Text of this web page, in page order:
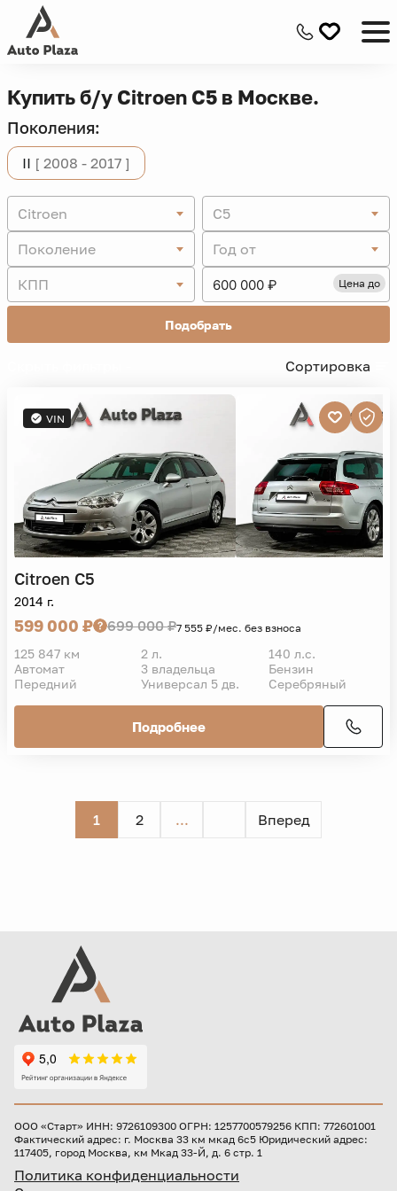
Купить б/у Citroen C5 в Москве.
Поколения:
II [ 2008 - 2017 ]
Citroen
C5
Поколение
Год от
КПП
Цена до
Подобрать
Сортировка
VIN
Citroen C5
2014 г.
599 000 ₽ 699 000 ₽7 555 ₽/мес. без взноса
125 847 км 2 л.
140 л.с.
Автомат
3 владельца
Бензин
Передний
Универсал 5 дв. Серебряный
Подробнее
1 2 ... Вперед
ООО «Старт» ИНН: 9726109300 ОГРН: 1257700579256 КПП: 772601001
Фактический адрес: г. Москва 33 км мкад 6с5 Юридический адрес:
117405, город Москва, км Мкад 33-Й, д. 6 стр. 1
Политика конфиденциальности